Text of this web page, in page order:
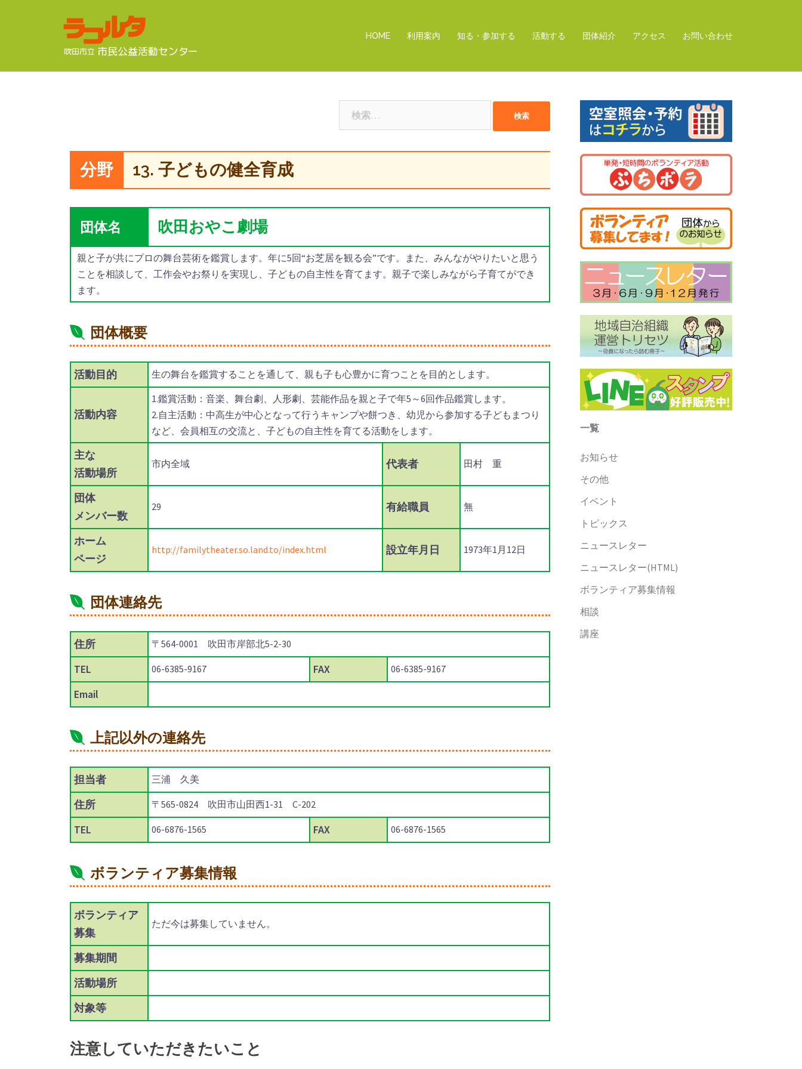
ツ
HOME 利用案内 知る・参加する 活動する 団体紹介 アクセス お問い合わせ
13. 子どもの健全育成
団体名 吹田おやこ劇場
親と子が共にプロの舞台芸術を鑑賞します。年に5回“お芝居を観る会”です。また、みんながやりたいと思う
ことを相談して、工作会やお祭りを実現し、子どもの自主性を育てます。親子で楽しみながら子育てができ
ます。
団体概要
活動目的 生の舞台を鑑賞することを通して、親も子も心豊かに育つことを目的とします。
活動内容
1.鑑賞活動：音楽、舞台劇、人形劇、芸能作品を親と子で年5～6回作品鑑賞します。
2.自主活動：中高生が中心となって行うキャンプや餅つき、幼児から参加する子どもまつり
など、会員相互の交流と、子どもの自主性を育てる活動をします。
主な
活動場所
市内全域 代表者 田村 重
団体
メンバー数
29 有給職員 無
ホーム
ページ
http://familytheater.so.land.to/index.html 設立年月日 1973年1月12日
団体連絡先
住所 〒564-0001 吹田市岸部北5-2-30
TEL 06-6385-9167 FAX 06-6385-9167
Email
上記以外の連絡先
担当者 三浦 久美
住所 〒565-0824 吹田市山田西1-31 C-202
TEL 06-6876-1565 FAX 06-6876-1565
ボランティア募集情報
ボランティア
募集
ただ今は募集していません。
募集期間
活動場所
対象等
注意していただきたいこと
一覧
お知らせ
その他
イベント
トピックス
ニュースレター
ニュースレター(HTML)
ボランティア募集情報
相談
講座